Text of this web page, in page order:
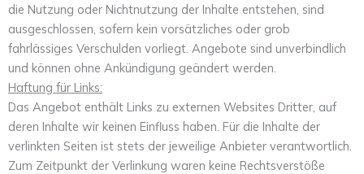
die Nutzung oder Nichtnutzung der Inhalte entstehen, sind
ausgeschlossen, sofern kein vorsätzliches oder grob
fahrlässiges Verschulden vorliegt. Angebote sind unverbindlich
und können ohne Ankündigung geändert werden.
Haftung für Links:
Das Angebot enthält Links zu externen Websites Dritter, auf
deren Inhalte wir keinen Einfluss haben. Für die Inhalte der
verlinkten Seiten ist stets der jeweilige Anbieter verantwortlich.
Zum Zeitpunkt der Verlinkung waren keine Rechtsverstöße